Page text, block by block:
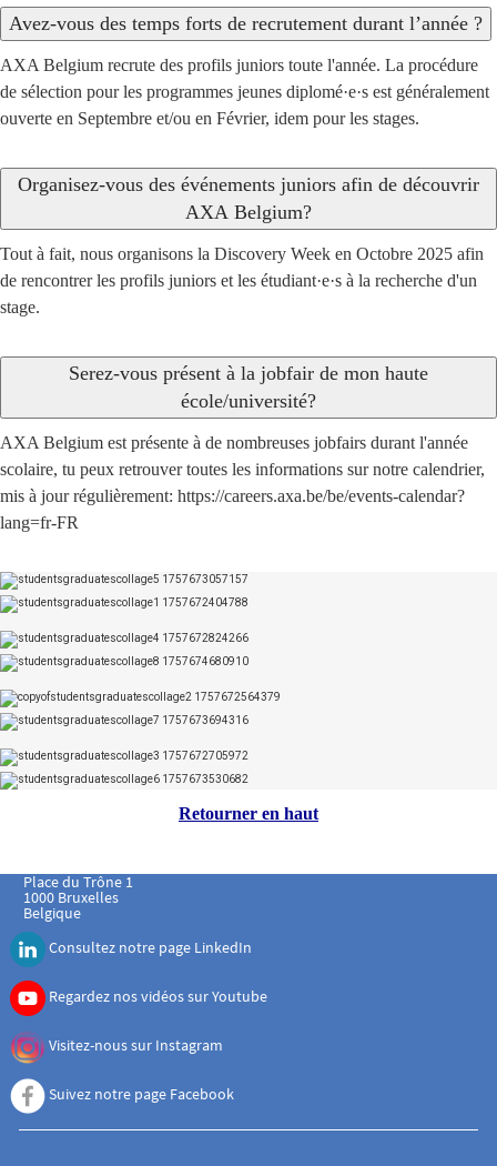
Avez-vous des temps forts de recrutement durant l’année ?
AXA Belgium recrute des profils juniors toute l'année. La procédure
de sélection pour les programmes jeunes diplomé·e·s est généralement
ouverte en Septembre et/ou en Février, idem pour les stages.
Organisez-vous des événements juniors afin de découvrir
AXA Belgium?
Tout à fait, nous organisons la Discovery Week en Octobre 2025 afin
de rencontrer les profils juniors et les étudiant·e·s à la recherche d'un
stage.
Serez-vous présent à la jobfair de mon haute
école/université?
AXA Belgium est présente à de nombreuses jobfairs durant l'année
scolaire, tu peux retrouver toutes les informations sur notre calendrier,
mis à jour régulièrement: https://careers.axa.be/be/events-calendar?
lang=fr-FR
Retourner en haut
Place du Trône 1
1000 Bruxelles
Belgique
Consultez notre page LinkedIn
Regardez nos vidéos sur Youtube
Visitez-nous sur Instagram
Suivez notre page Facebook